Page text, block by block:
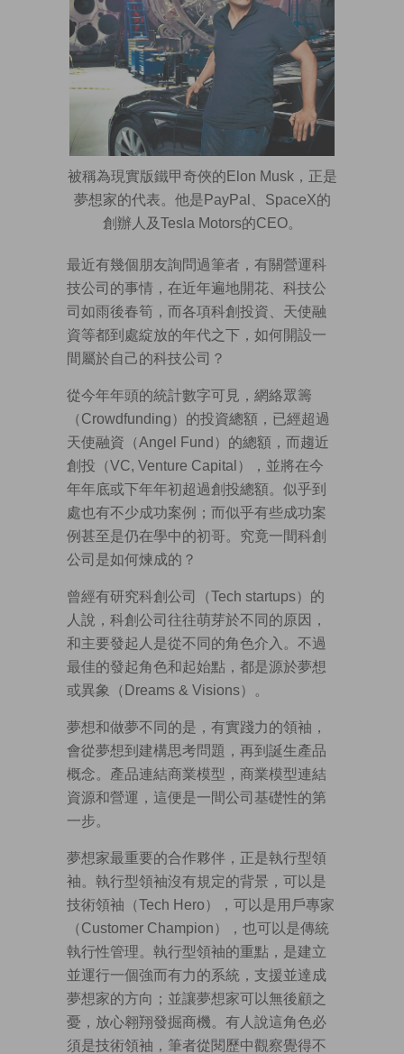
被稱為現實版鐵甲奇俠的Elon Musk，正是
夢想家的代表。他是PayPal、SpaceX的
創辦人及Tesla Motors的CEO。
最近有幾個朋友詢問過筆者，有關營運科
技公司的事情，在近年遍地開花、科技公
司如雨後春筍，而各項科創投資、天使融
資等都到處綻放的年代之下，如何開設一
間屬於自己的科技公司？
從今年年頭的統計數字可見，網絡眾籌
（Crowdfunding）的投資總額，已經超過
天使融資（Angel Fund）的總額，而趨近
創投（VC, Venture Capital），並將在今
年年底或下年年初超過創投總額。似乎到
處也有不少成功案例；而似乎有些成功案
例甚至是仍在學中的初哥。究竟一間科創
公司是如何煉成的？
曾經有研究科創公司（Tech startups）的
人說，科創公司往往萌芽於不同的原因，
和主要發起人是從不同的角色介入。不過
最佳的發起角色和起始點，都是源於夢想
或異象（Dreams & Visions）。
夢想和做夢不同的是，有實踐力的領袖，
會從夢想到建構思考問題，再到誕生產品
概念。產品連結商業模型，商業模型連結
資源和營運，這便是一間公司基礎性的第
一步。
夢想家最重要的合作夥伴，正是執行型領
袖。執行型領袖沒有規定的背景，可以是
技術領袖（Tech Hero），可以是用戶專家
（Customer Champion），也可以是傳統
執行性管理。執行型領袖的重點，是建立
並運行一個強而有力的系統，支援並達成
夢想家的方向；並讓夢想家可以無後顧之
憂，放心翱翔發掘商機。有人說這角色必
須是技術領袖，筆者從閱歷中觀察覺得不